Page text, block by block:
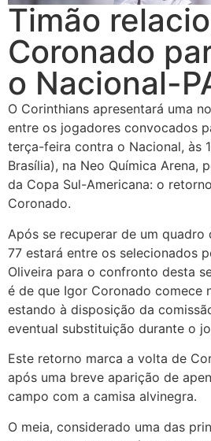
Timão
Coronado
o Nacional-
O Corinthians apresentará uma
entre os jogadores convocados
terça-feira contra o Nacional, às
Brasília), na Neo Química Arena,
da Copa Sul-Americana: o
Coronado.
Após se recuperar de um quadro
77 estará entre os selecionados
Oliveira para o confronto desta
é de que Igor Coronado comece
estando à disposição da
eventual substituição durante o
Este retorno marca a volta de
após uma breve aparição de
campo com a camisa alvinegra.
O meia, considerado uma das